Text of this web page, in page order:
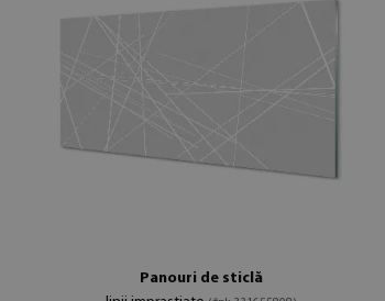
Panouri de sticlă